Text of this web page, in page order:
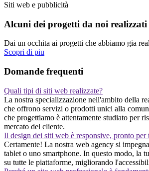
Siti web e pubblicità
Alcuni dei progetti da noi realizzati
Dai un occhita ai progetti che abbiamo gia
Scopri di piu
Domande frequenti
Quali tipi di siti web realizzate?
La nostra specializzazione nell'ambito della
che offrono servizi o prodotti unici alla
che progettiamo è attentamente studiato per
mercato del cliente.
Il design dei siti web è responsive, pronto
Certamente! La nostra web agency si
tablet o uno smartphone. In questo modo, la
su tutte le piattaforme, migliorando